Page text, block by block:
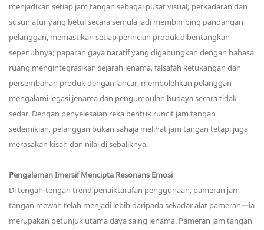
menjadikan setiap jam tangan sebagai pusat visual; perkadaran dan
susun atur yang betul secara semula jadi membimbing pandangan
pelanggan, memastikan setiap perincian produk dibentangkan
sepenuhnya; paparan gaya naratif yang digabungkan dengan bahasa
ruang mengintegrasikan sejarah jenama, falsafah ketukangan dan
persembahan produk dengan lancar, membolehkan pelanggan
mengalami legasi jenama dan pengumpulan budaya secara tidak
sedar. Dengan penyelesaian reka bentuk runcit jam tangan
sedemikian, pelanggan bukan sahaja melihat jam tangan tetapi juga
merasakan kisah dan nilai di sebaliknya.
Pengalaman Imersif Mencipta Resonans Emosi
Di tengah-tengah trend penaiktarafan penggunaan, pameran jam
tangan mewah telah menjadi lebih daripada sekadar alat pameran—ia
merupakan petunjuk utama daya saing jenama. Pameran jam tangan